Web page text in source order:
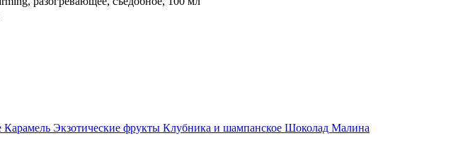
Карамель Экзотические фрукты Клубника и шампанское Шоколад Малина